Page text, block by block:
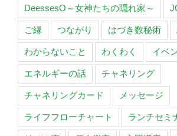
DeessesO～女神たちの隠れ家～
ご縁 つながり はづき数秘術
わからないこと わくわく イベ
エネルギーの話 チャネリング
チャネリングカード メッセージ
ライフフローチャート ランチセミ